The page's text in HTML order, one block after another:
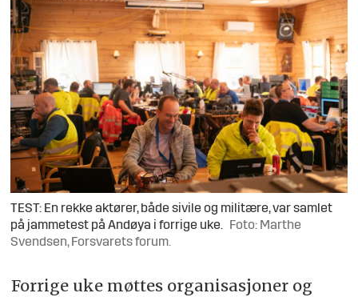
TEST: En rekke aktører, både sivile og militære, var samlet
på jammetest på Andøya i forrige uke.
Foto: Marthe
Svendsen, Forsvarets forum.
Forrige uke møttes organisasjoner og